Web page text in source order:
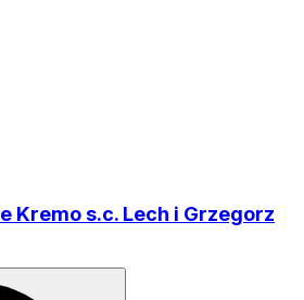
Kremo s.c. Lech i Grzegorz